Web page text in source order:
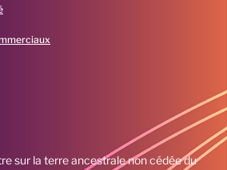
sur la terre ancestrale non cédée du